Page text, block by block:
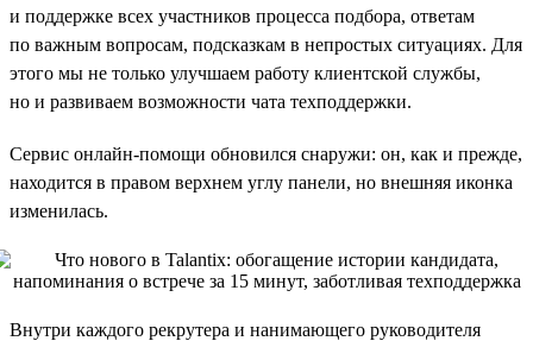
и поддержке всех участников процесса подбора, ответам
по важным вопросам, подсказкам в непростых ситуациях. Для
этого мы не только улучшаем работу клиентской службы,
но и развиваем возможности чата техподдержки.
Сервис онлайн-помощи обновился снаружи: он, как и прежде,
находится в правом верхнем углу панели, но внешняя иконка
изменилась.
Внутри каждого рекрутера и нанимающего руководителя